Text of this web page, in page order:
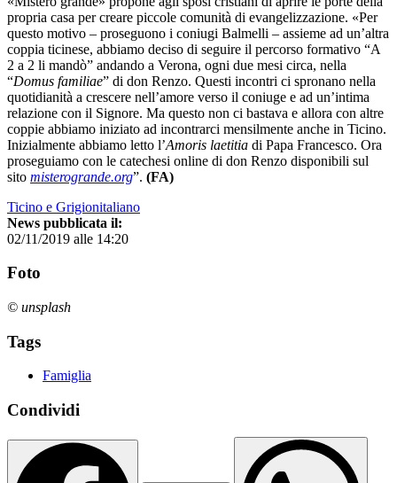
propria casa per creare piccole comunità di evangelizzazione. «Per
questo motivo – proseguono i coniugi Balmelli – assieme ad un’altra
coppia ticinese, abbiamo deciso di seguire il percorso formativo “A
2 a 2 li mandò” andando a Verona, ogni due mesi circa, nella
“Domus familiae” di don Renzo. Questi incontri ci spronano nella
quotidianità a crescere nell’amore verso il coniuge e ad un’intima
relazione con il Signore. Ma questo non ci bastava e allora con altre
coppie abbiamo iniziato ad incontrarci mensilmente anche in Ticino.
Inizialmente abbiamo letto l’Amoris laetitia di Papa Francesco. Ora
proseguiamo con le catechesi online di don Renzo disponibili sul
sito misterogrande.org”. (FA)
Ticino e Grigionitaliano
News pubblicata il:
02/11/2019 alle 14:20
Foto
© unsplash
Tags
Famiglia
Condividi